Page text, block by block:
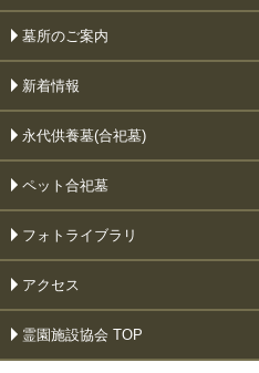
墓所のご案内
新着情報
永代供養墓(合祀墓)
ペット合祀墓
フォトライブラリ
アクセス
霊園施設協会 TOP